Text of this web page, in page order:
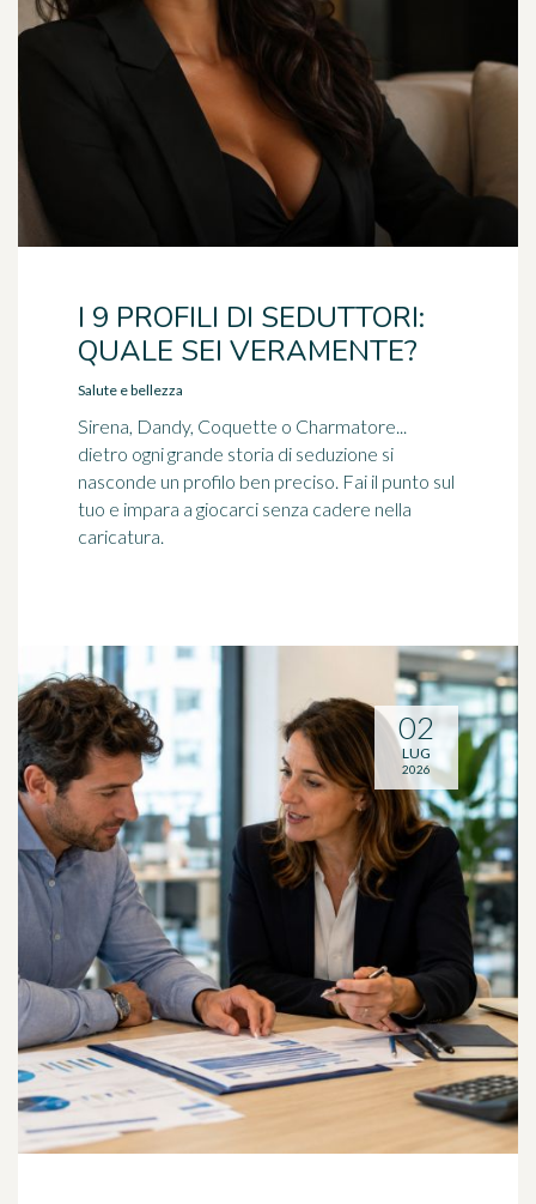
I 9 PROFILI DI SEDUTTORI:
QUALE SEI VERAMENTE?
Salute e bellezza
Sirena, Dandy, Coquette o Charmatore...
dietro ogni grande storia di seduzione si
nasconde un profilo ben preciso. Fai il punto sul
tuo e impara a giocarci senza cadere nella
caricatura.
02
LUG
2026